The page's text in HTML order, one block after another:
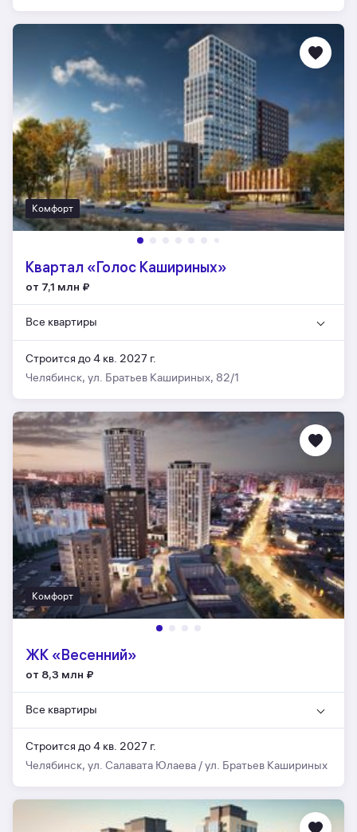
Комфорт
Квартал «Голос Кашириных»
от 7,1 млн ₽
Все квартиры
Строится до 4 кв. 2027 г.
Челябинск, ул. Братьев Кашириных, 82/1
Комфорт
ЖК «Весенний»
от 8,3 млн ₽
Все квартиры
Строится до 4 кв. 2027 г.
Челябинск, ул. Салавата Юлаева / ул. Братьев Кашириных